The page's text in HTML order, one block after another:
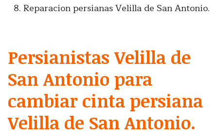
Reparacion persianas Velilla de San Antonio.
Persianistas Velilla de
San Antonio para
cambiar cinta persiana
Velilla de San Antonio.